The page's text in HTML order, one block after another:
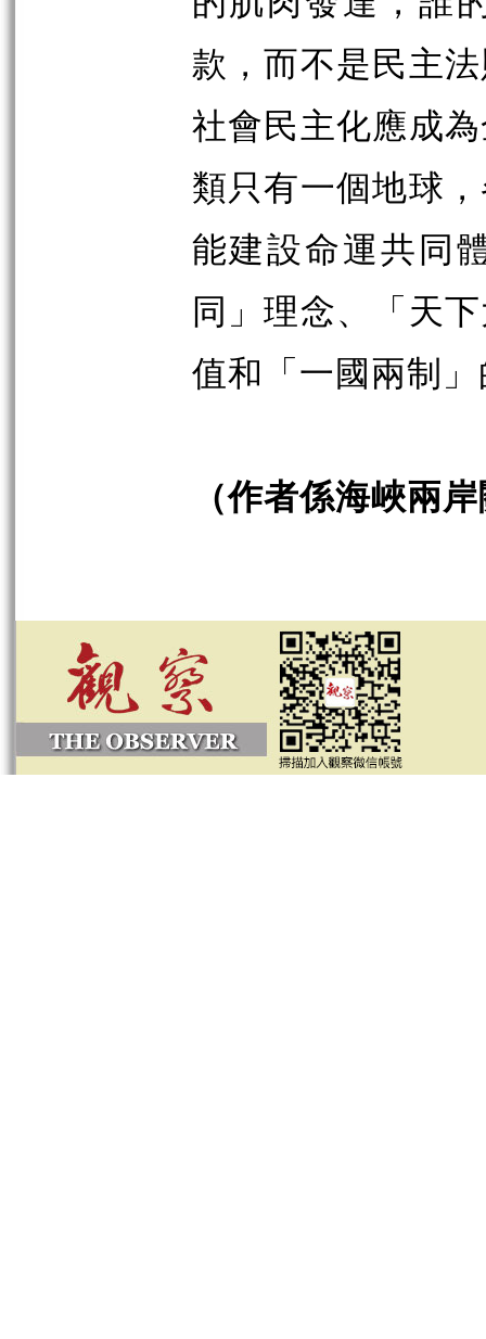
款，而不是民主
社會民主化應成
類只有一個地球
能建設命運共同
同」理念、「天
值和「一國兩制
（作者係海峽兩